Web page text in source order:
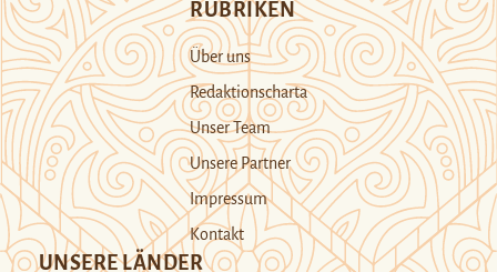
RUBRIKEN
Über uns
Redaktionscharta
Unser Team
Unsere Partner
Impressum
Kontakt
UNSERE LÄNDER